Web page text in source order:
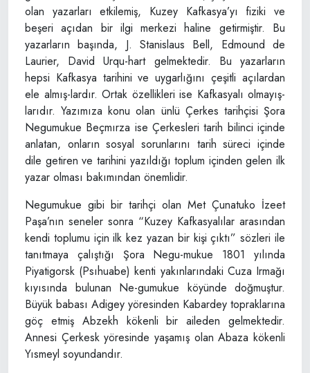
olan yazarları etkilemiş, Kuzey Kafkasya’yı fiziki ve
beşeri açıdan bir ilgi merkezi haline getirmiştir. Bu
yazarların başında, J. Stanislaus Bell, Edmound de
Laurier, David Urqu-hart gelmektedir. Bu yazarların
hepsi Kafkasya tarihini ve uygarlığını çeşitli açılardan
ele almış-lardır. Ortak özellikleri ise Kafkasyalı olmayış-
larıdır. Yazımıza konu olan ünlü Çerkes tarihçisi Şora
Negumukue Beçmırza ise Çerkesleri tarih bilinci içinde
anlatan, onların sosyal sorunlarını tarih süreci içinde
dile getiren ve tarihini yazıldığı toplum içinden gelen ilk
yazar olması bakımından önemlidir.
Negumukue gibi bir tarihçi olan Met Çunatuko İzeet
Paşa’nın seneler sonra “Kuzey Kafkasyalılar arasından
kendi toplumu için ilk kez yazan bir kişi çıktı” sözleri ile
tanıtmaya çalıştığı Şora Negu-mukue 1801 yılında
Piyatigorsk (Psıhuabe) kenti yakınlarındaki Cuza Irmağı
kıyısında bulunan Ne-gumukue köyünde doğmuştur.
Büyük babası Adigey yöresinden Kabardey topraklarına
göç etmiş Abzekh kökenli bir aileden gelmektedir.
Annesi Çerkesk yöresinde yaşamış olan Abaza kökenli
Yısmeyl soyundandır.